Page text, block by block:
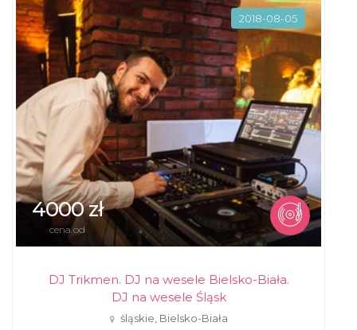
2018-08-05
4000 zł
cena od
DJ Trikmen. DJ na wesele Bielsko-Biała.
DJ na wesele Śląsk
śląskie, Bielsko-Biała